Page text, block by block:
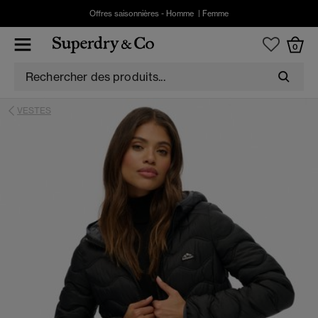
Offres saisonnières - Homme Femme
0
VESTES